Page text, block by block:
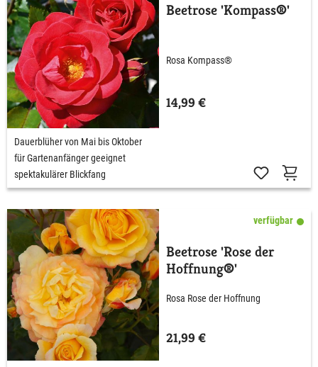
Beetrose 'Kompass®'
Rosa Kompass®
14,99 €
Dauerblüher von Mai bis Oktober
für Gartenanfänger geeignet
spektakulärer Blickfang
verfügbar
Beetrose 'Rose der
Hoffnung®'
Rosa Rose der Hoffnung
21,99 €